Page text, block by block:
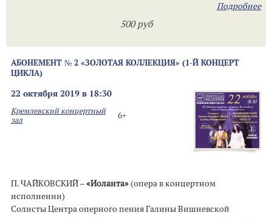
Подробнее
500 руб
АБОНЕМЕНТ № 2 «ЗОЛОТАЯ КОЛЛЕКЦИЯ» (1-Й КОНЦЕРТ
ЦИКЛА)
22 октября 2019 в 18:30
6+
Кремлевский концертный
зал
П. ЧАЙКОВСКИЙ –«Иоланта»(опера в концертном
исполнении)
Солисты Центра оперного пения Галины Вишневской